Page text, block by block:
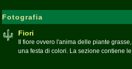
Fotografia
Fiori
Il fiore ovvero l'anima delle piante grasse,
una festa di colori. La sezione contiene le